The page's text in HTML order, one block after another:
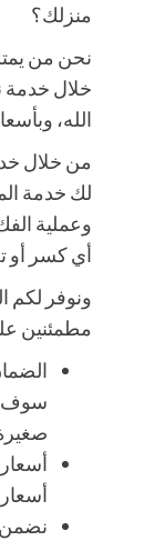
منزلك؟
نحن من
خلال خدمة
الله،
من خلال
لك خدمة
وعملية
أي كسر أو
ونوفر لكم
مطمئنين
سوف
نضمن